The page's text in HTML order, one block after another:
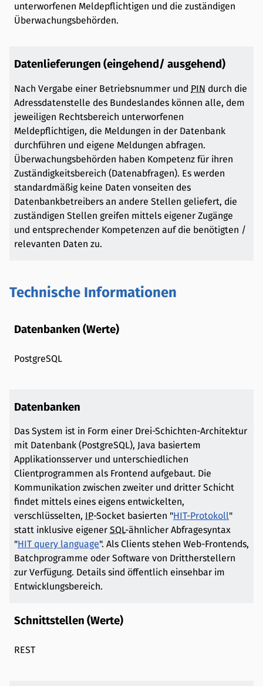
unterworfenen Meldepflichtigen und die zuständigen
Überwachungsbehörden.
Datenlieferungen (eingehend/ ausgehend)
Nach Vergabe einer Betriebsnummer und PIN durch die
Adressdatenstelle des Bundeslandes können alle, dem
jeweiligen Rechtsbereich unterworfenen
Meldepflichtigen, die Meldungen in der Datenbank
durchführen und eigene Meldungen abfragen.
Überwachungsbehörden haben Kompetenz für ihren
Zuständigkeitsbereich (Datenabfragen). Es werden
standardmäßig keine Daten vonseiten des
Datenbankbetreibers an andere Stellen geliefert, die
zuständigen Stellen greifen mittels eigener Zugänge
und entsprechender Kompetenzen auf die benötigten /
relevanten Daten zu.
Technische Informationen
Datenbanken (Werte)
PostgreSQL
Datenbanken
Das System ist in Form einer Drei-Schichten-Architektur
mit Datenbank (PostgreSQL), Java basiertem
Applikationsserver und unterschiedlichen
Clientprogrammen als Frontend aufgebaut. Die
Kommunikation zwischen zweiter und dritter Schicht
findet mittels eines eigens entwickelten,
verschlüsselten, IP-Socket basierten "HIT-Protokoll"
statt inklusive eigener SQL-ähnlicher Abfragesyntax
"HIT query language". Als Clients stehen Web-Frontends,
Batchprogramme oder Software von Drittherstellern
zur Verfügung. Details sind öffentlich einsehbar im
Entwicklungsbereich.
Schnittstellen (Werte)
REST